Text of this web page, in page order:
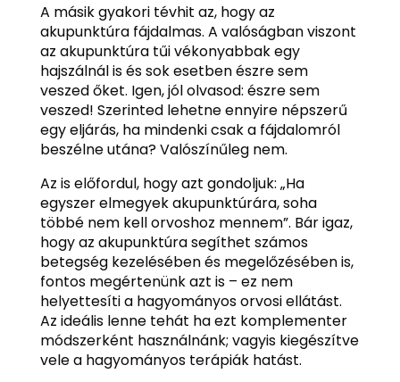
A másik gyakori tévhit az, hogy az
akupunktúra fájdalmas. A valóságban viszont
az akupunktúra tűi vékonyabbak egy
hajszálnál is és sok esetben észre sem
veszed őket. Igen, jól olvasod: észre sem
veszed! Szerinted lehetne ennyire népszerű
egy eljárás, ha mindenki csak a fájdalomról
beszélne utána? Valószínűleg nem.
Az is előfordul, hogy azt gondoljuk: „Ha
egyszer elmegyek akupunktúrára, soha
többé nem kell orvoshoz mennem”. Bár igaz,
hogy az akupunktúra segíthet számos
betegség kezelésében és megelőzésében is,
fontos megértenünk azt is – ez nem
helyettesíti a hagyományos orvosi ellátást.
Az ideális lenne tehát ha ezt komplementer
módszerként használnánk; vagyis kiegészítve
vele a hagyományos terápiák hatást.